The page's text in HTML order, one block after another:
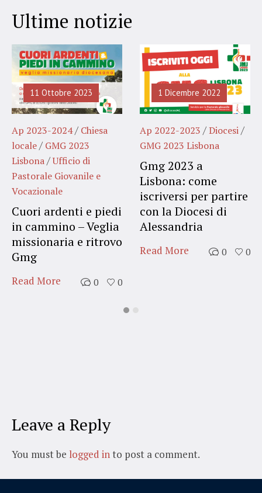
Ultime notizie
11 Ottobre 2023
Ap 2023-2024/ Chiesa
locale/ GMG 2023
Lisbona/Ufficio di
Pastorale Giovanile e
Vocazionale
Cuori ardenti e piedi
in cammino – Veglia
missionaria e ritrovo
Gmg
0 0
Read More
1 Dicembre 2022
Ap 2022-2023 /Diocesi/
GMG 2023 Lisbona
Gmg 2023 a
Lisbona: come
iscriversi per partire
con la Diocesi di
Alessandria
0 0
Read More
Leave a Reply
You must be logged into post a comment.